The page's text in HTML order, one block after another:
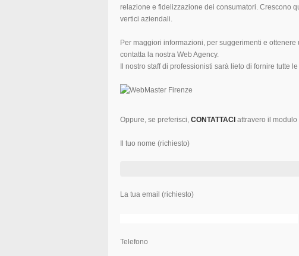
relazione e fidelizzazione dei consumatori. Crescono
vertici aziendali.
Per maggiori informazioni, per suggerimenti e
contatta la nostra Web Agency.
Il nostro staff di professionisti sarà lieto di fornire tutte
Oppure, se preferisci, CONTATTACI attravero il
Il tuo nome (richiesto)
La tua email (richiesto)
Telefono